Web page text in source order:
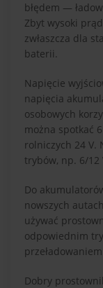
błędem —
Zbyt wysoki
zwłaszcza dla
baterii.
Napięcie
napięcia
osobowych
można spotkać
rolniczych 24 V.
trybów, np. 6/12
Do
nowszych
używać
odpowiednim
przeładowaniem.
Dobry